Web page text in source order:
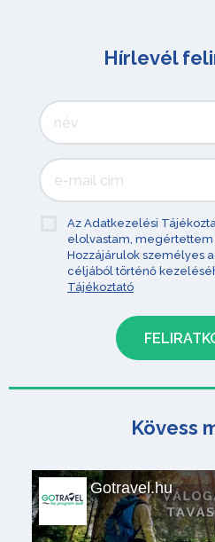
Hírlevél
Az Adatkezelési
elolvastam,
Hozzájárulok személyes
céljából történő
Tájékoztató
Kövess
Gotravel.hu